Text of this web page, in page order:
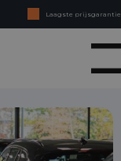
Laagste prijsgarantie
Online kopen, niet goed geld terug
Financial lease - Soepele acceptatie